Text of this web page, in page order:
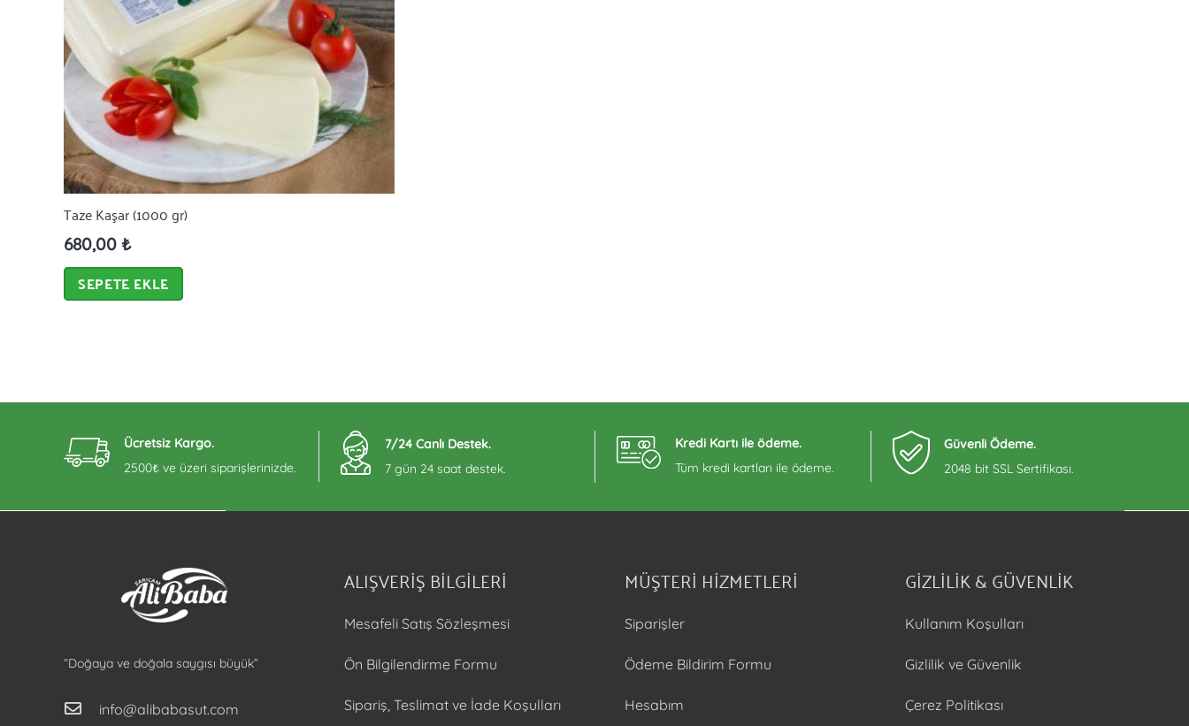
Taze Kaşar (1000 gr)
680,00 ₺
SEPETE EKLE
Ücretsiz Kargo.
2500₺ ve üzeri siparişlerinizde.
7/24 Canlı Destek.
7 gün 24 saat destek.
Kredi Kartı ile ödeme.
Tüm kredi kartları ile ödeme.
Güvenli Ödeme.
2048 bit SSL Sertifikası.
“Doğaya ve doğala saygısı büyük”
info@alibabasut.com
ALIŞVERİŞ BİLGİLERİ
Mesafeli Satış Sözleşmesi
Ön Bilgilendirme Formu
Sipariş, Teslimat ve İade Koşulları
MÜŞTERİ HİZMETLERİ
Siparişler
Ödeme Bildirim Formu
Hesabım
GİZLİLİK & GÜVENLİK
Kullanım Koşulları
Gizlilik ve Güvenlik
Çerez Politikası